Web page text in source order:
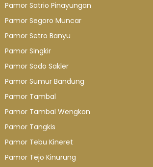
Pamor Satrio Pinayungan
Pamor Segoro Muncar
Pamor Setro Banyu
Pamor Singkir
Pamor Sodo Sakler
Pamor Sumur Bandung
Pamor Tambal
Pamor Tambal Wengkon
Pamor Tangkis
Pamor Tebu Kineret
Pamor Tejo Kinurung